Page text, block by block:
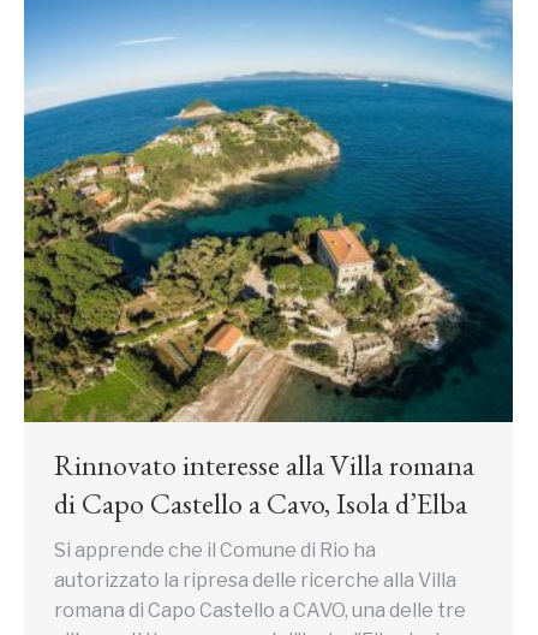
Rinnovato interesse alla Villa romana
di Capo Castello a Cavo, Isola d’Elba
Si apprende che il Comune di Rio ha
autorizzato la ripresa delle ricerche alla Villa
romana di Capo Castello a CAVO, una delle tre